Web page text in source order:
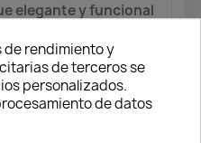
elegante y funcional
entre paneles.
de
de rendimiento y
de terceros se
personalizados.
de datos